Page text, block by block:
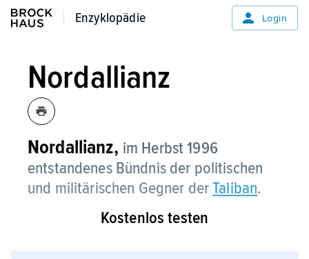
Enzyklopädie
Enzyklopädie Login
Nordallianz
Nordallianz, im Herbst 1996
entstandenes Bündnis der politischen
und militärischen Gegner derTaliban.
Das Bündnis nannte sich »Vereinigte
Kostenlos testen